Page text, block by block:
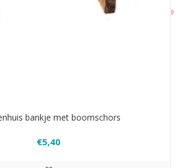
bankje met boomschors
€5,40